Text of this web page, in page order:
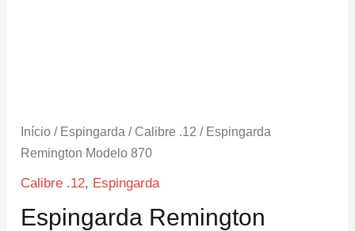
Início / Espingarda / Calibre .12 / Espingarda
Remington Modelo 870
Calibre .12, Espingarda
Espingarda Remington